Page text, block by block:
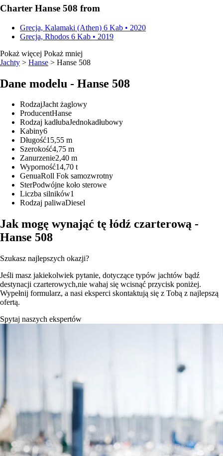
Charter Hanse 508 from
Grecja, Kalamaki (Athen) 6 Kab • 2020
Grecja, Rhodos 6 Kab • 2019
Pokaż więcej Pokaż mniej
Jachty > Hanse > Hanse 508
Dane modelu - Hanse 508
RodzajJacht żaglowy
ProducentHanse
Rodzaj kadłubaJednokadłubowy
Kabiny6
Długość15,55 m
Szerokość4,75 m
Zanurzenie2,40 m
Wyporność14,70 t
GenuaRoll Fok samozwrotny
SterPodwójne koło sterowe
Liczba silników1
Rodzaj paliwaDiesel
Jak mogę wynająć tę łódź czarterową -
Hanse 508
Szukasz najlepszych okazji?
Jeśli masz jakiekolwiek pytanie, dotyczące typów jachtów bądź
destynacji czarterowych,nie wahaj się wcisnąć przycisk poniżej.
Wypełnij formularz, a nasi eksperci skontaktują się z Tobą z najlepszą
ofertą.
Spytaj naszych ekspertów